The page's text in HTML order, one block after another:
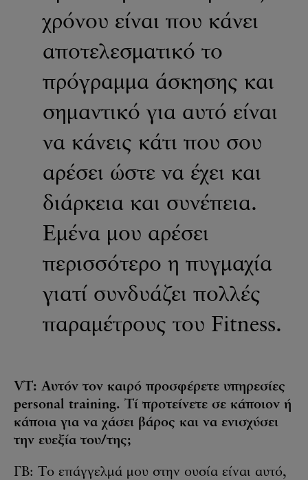
χρόνου είναι που κάνει
αποτελεσματικό το
πρόγραμμα άσκησης και
σημαντικό για αυτό είναι
να κάνεις κάτι που σου
αρέσει ώστε να έχει και
διάρκεια και συνέπεια.
Εμένα μου αρέσει
περισσότερο η πυγμαχία
γιατί συνδυάζει πολλές
παραμέτρους του Fitness.
VT: Αυτόν τον καιρό προσφέρετε υπηρεσίες
personal training. Τί προτείνετε σε κάποιον ή
κάποια για να χάσει βάρος και να ενισχύσει
την ευεξία του/της;
ΓΒ: Το επάγγελμά μου στην ουσία είναι αυτό,